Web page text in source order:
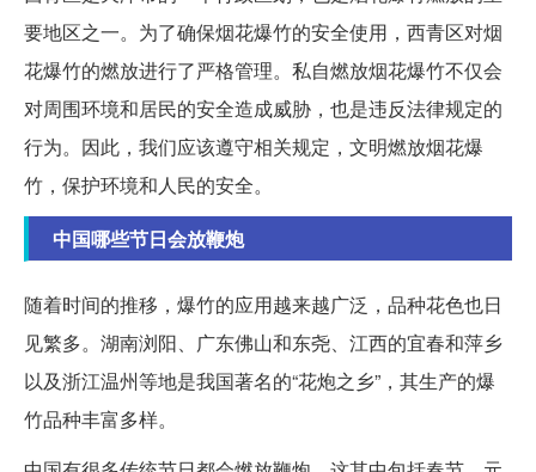
要地区之一。为了确保烟花爆竹的安全使用，西青区对烟
花爆竹的燃放进行了严格管理。私自燃放烟花爆竹不仅会
对周围环境和居民的安全造成威胁，也是违反法律规定的
行为。因此，我们应该遵守相关规定，文明燃放烟花爆
竹，保护环境和人民的安全。
中国哪些节日会放鞭炮
随着时间的推移，爆竹的应用越来越广泛，品种花色也日
见繁多。湖南浏阳、广东佛山和东尧、江西的宜春和萍乡
以及浙江温州等地是我国著名的“花炮之乡”，其生产的爆
竹品种丰富多样。